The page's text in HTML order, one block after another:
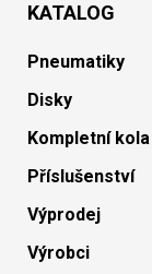
KATALOG
Pneumatiky
Disky
Kompletní kola
Příslušenství
Výprodej
Výrobci